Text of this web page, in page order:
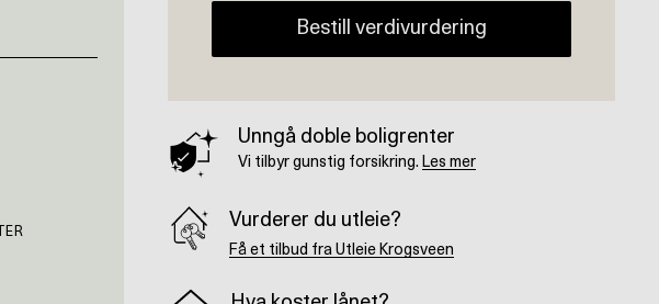
Bestill verdivurdering
Unngå doble boligrenter
Vi tilbyr gunstig forsikring. Les mer
Vurderer du utleie?
Få et tilbud fra Utleie Krogsveen